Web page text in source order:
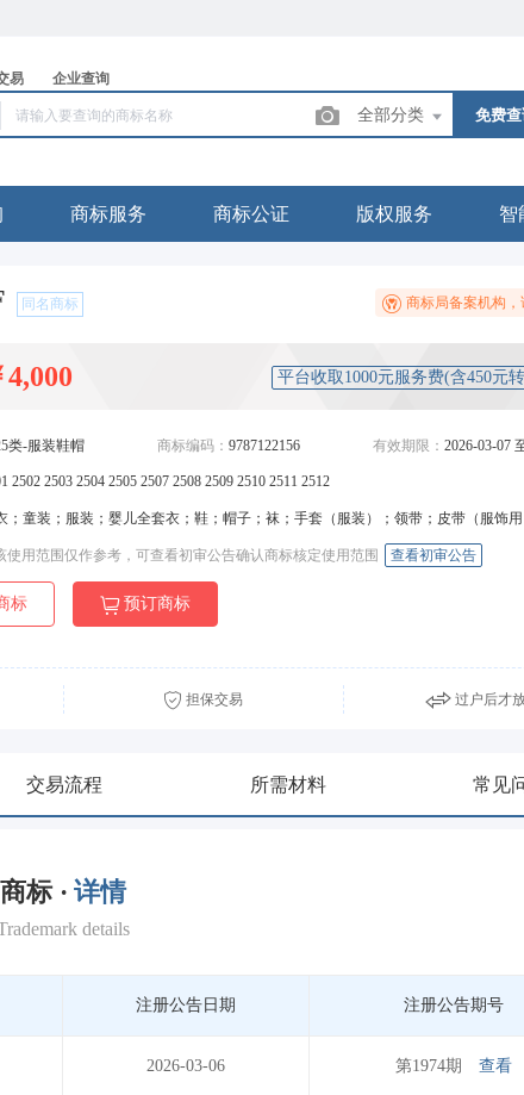
易 企业查询
全部分类 免费查
商标服务 商标公证 版权服务 智
同名商标 商标局备案机构
4,000 平台收取1000元服务费(含450元
类-服装鞋帽 商标编码： 9787122156 有效期限： 2026-03-07
2502 2503 2504 2505 2507 2508 2509 2510 2511 2512
；童装；服装；婴儿全套衣；鞋；帽子；袜；手套（服装）；领带；皮带（服饰用
使用范围仅作参考，可查看初审公告确认商标核定使用范围 查看初审公告
标
预订商标
担保交易 过户后才
交易流程 所需材料 常见
商标 · 详情
details
注册公告日期 注册公告期号
2026-03-06 第1974期 查看